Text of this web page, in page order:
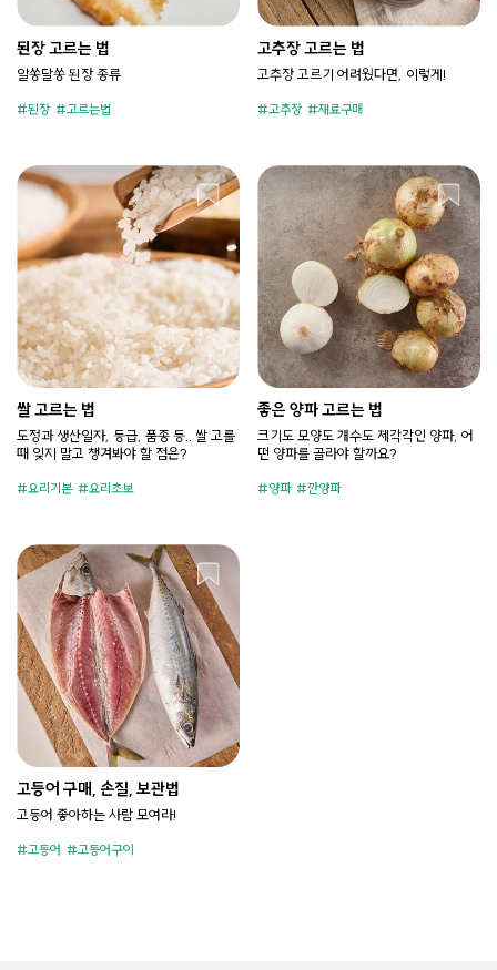
된장 고르는 법
알쏭달쏭 된장 종류
된장 고르는법
고추장 고르는 법
고추장 고르기 어려웠다면, 이렇게!
고추장 재료구매
쌀 고르는 법
도정과 생산일자, 등급, 품종 등.. 쌀 고를
때 잊지 말고 챙겨봐야 할 점은?
요리기본 요리초보
좋은 양파 고르는 법
크기도 모양도 개수도 제각각인 양파, 어
떤 양파를 골라야 할까요?
양파 깐양파
고등어 구매, 손질, 보관법
고등어 좋아하는 사람 모여라!
고등어 고등어구이